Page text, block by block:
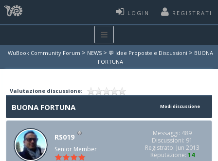
LOGIN REGISTRATI
WuBook Community Forum > NEWS > 💬 Idee Proposte e Discussioni > BUONA
FORTUNA
Valutazione discussione:
Modi discussione
BUONA FORTUNA
RS019
Senior Member
Messaggi: 489
Discussioni: 91
Registrato: Jun 2013
Reputazione: 14